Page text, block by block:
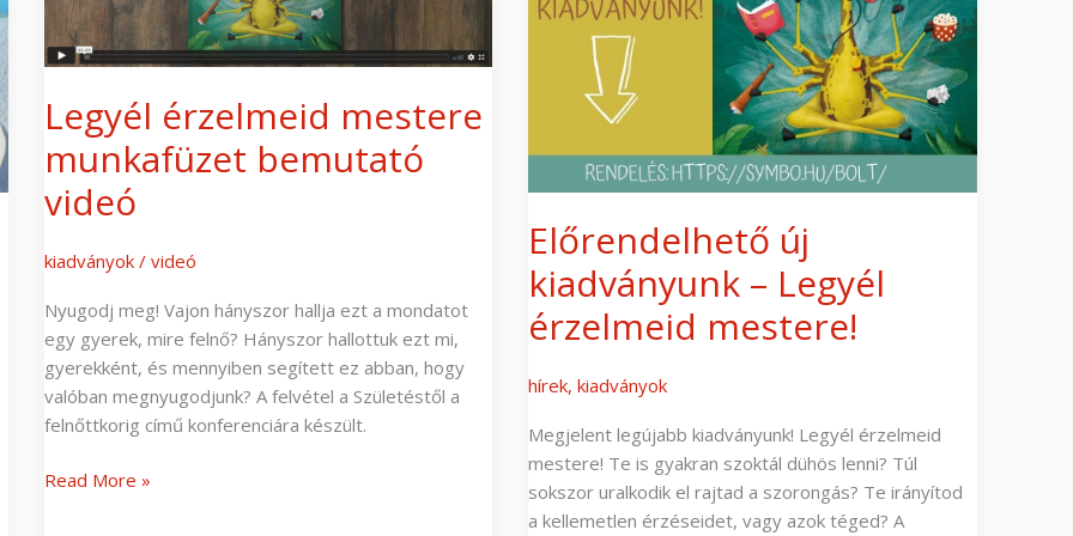
Legyél érzelmeid mestere
munkafüzet bemutató
videó
kiadványok/ videó
Nyugodj meg! Vajon hányszor hallja ezt a mondatot
egy gyerek, mire felnő? Hányszor hallottuk ezt mi,
gyerekként, és mennyiben segített ez abban, hogy
valóban megnyugodjunk? A felvétel a Születéstől a
felnőttkorig című konferenciára készült.
Read More »
Előrendelhető új
kiadványunk – Legyél
érzelmeid mestere!
hírek,kiadványok
Megjelent legújabb kiadványunk! Legyél érzelmeid
mestere! Te is gyakran szoktál dühös lenni? Túl
sokszor uralkodik el rajtad a szorongás? Te irányítod
a kellemetlen érzéseidet, vagy azok téged? A